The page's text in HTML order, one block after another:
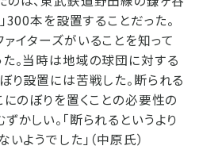
300本を設置することだった。
イターズがいることを知って
。当時は地域の球団に対する
り設置には苦戦した。断られる
にのぼりを置くことの必要性の
かしい。「断られるというより
いようでした」（中原氏）